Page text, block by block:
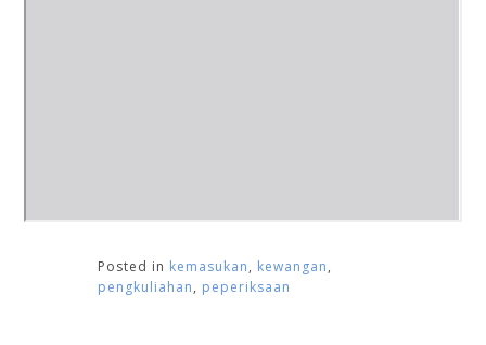
Posted in kemasukan, kewangan,
pengkuliahan, peperiksaan